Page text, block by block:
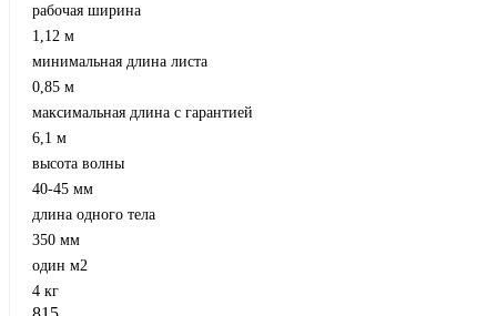
рабочая ширина
1,12 м
минимальная длина листа
0,85 м
максимальная длина с гарантией
6,1 м
высота волны
40-45 мм
длина одного тела
350 мм
один м2
4 кг